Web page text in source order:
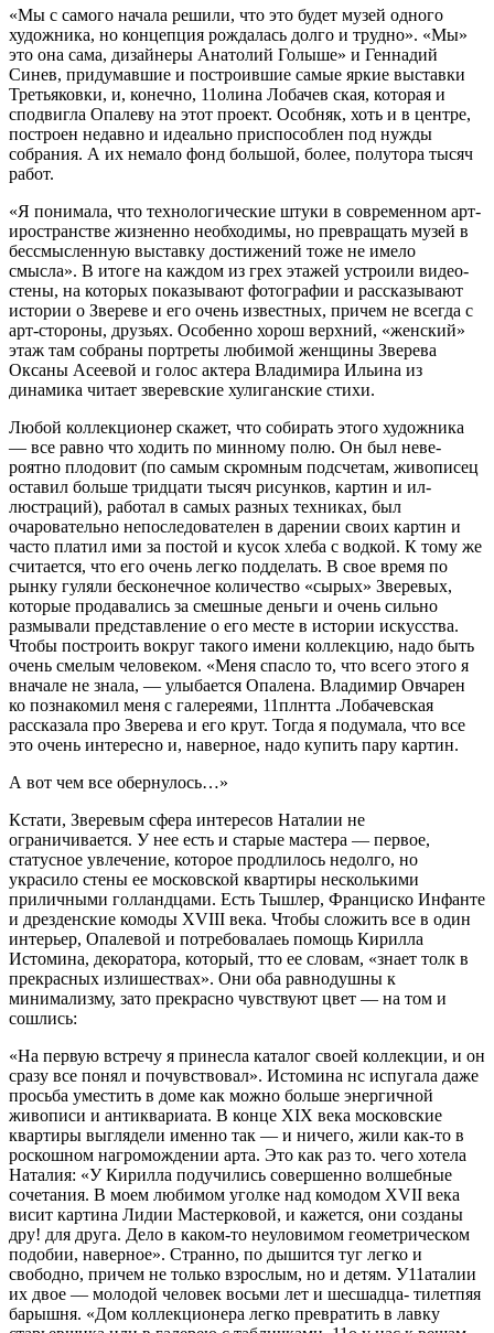
«Мы с самого начала решили, что это будет музей одного
художника, но концеп­ция рождалась долго и трудно». «Мы»
это она сама, дизайнеры Анатолий Голы­ше» и Геннадий
Синев, придумавшие и построившие самые яркие выставки
Третьяковки, и, конечно, 11олина Лобачев ская, которая и
сподвигла Опалеву на этот проект. Особняк, хоть и в центре,
постро­ен недавно и идеально приспособлен под нужды
собрания. А их немало фонд большой, более, полутора тысяч
работ.
«Я понимала, что технологические шту­ки в современном арт-
иространстве жизненно необходимы, но превращать музей в
бессмысленную выставку дости­жений тоже не имело
смысла». В итоге на каждом из грех этажей устроили видео-
стены, на которых показывают фотогра­фии и рассказывают
истории о Звереве и его очень известных, причем не всегда с
арт-стороны, друзьях. Особенно хорош верхний, «женский»
этаж там собраны портреты любимой женщины Зверева
Оксаны Асеевой и голос актера Владими­ра Ильина из
динамика читает зверевские хулиганские стихи.
Любой коллекционер скажет, что соби­рать этого художника
— все равно что ходить по минному полю. Он был неве­
роятно плодовит (по самым скромным подсчетам, живописец
оставил больше тридцати тысяч рисунков, картин и ил­
люстраций), работал в самых разных техниках, был
очаровательно непосле­дователен в дарении своих картин и
час­то платил ими за постой и кусок хлеба с водкой. К тому же
считается, что его очень легко подделать. В свое время по
рынку гуляли бесконечное количество «сырых» Зверевых,
которые продавались за смешные деньги и очень сильно
размы­вали представление о его месте в истории искусства.
Чтобы построить вокруг такого имени коллекцию, надо быть
очень сме­лым человеком. «Меня спасло то, что всего этого я
вначале не знала, — улыбается Опа­лена. Владимир Овчарен
ко познакомил меня с галереями, 11плнтта .Лобачевская
рассказала про Зверева и его крут. Тогда я подумала, что все
это очень интересно и, наверное, надо купить пару картин.
А вот чем все обернулось…»
Кстати, Зверевым сфера интересов Наталии не
ограничивается. У нее есть и старые мастера — первое,
статусное увлечение, которое продлилось недолго, но
украсило стены ее московской квартиры несколькими
приличными голландцами. Есть Тышлер, Франциско Инфанте
и дрезденские комо­ды XVIII века. Чтобы сложить все в один
интерьер, Опалевой и потребовалаеь по­мощь Кирилла
Истомина, декоратора, который, тто ее словам, «знает толк в
пре­красных излишествах». Они оба равно­душны к
минимализму, зато прекрасно чувствуют цвет — на том и
сошлись:
«На первую встречу я принесла каталог своей коллекции, и он
сразу все понял и почувствовал». Истомина нс испугала даже
просьба уместить в доме как можно больше энергичной
живописи и анти­квариата. В конце XIX века московские
квартиры выглядели именно так — и ни­чего, жили как-то в
роскошном нагромож­дении арта. Это как раз то. чего хотела
Наталия: «У Кирилла подучились совер­шенно волшебные
сочетания. В моем любимом уголке над комодом XVII века
висит картина Лидии Мастерковой, и ка­жется, они созданы
дру! для друга. Дело в каком-то неуловимом геометрическом
подобии, наверное». Странно, по дышится туг легко и
свободно, причем не только взрослым, но и детям. У11аталии
их двое — молодой человек восьми лет и шесшадца- тилетпяя
барышня. «Дом коллекционера легко превратить в лавку